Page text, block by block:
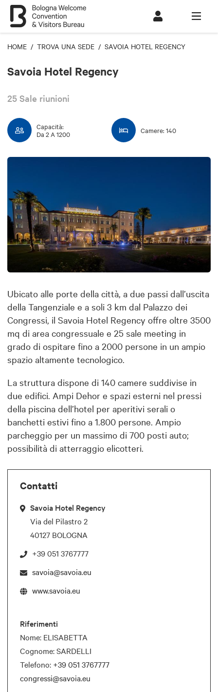
HOME / TROVA UNA SEDE / SAVOIA HOTEL REGENCY
Savoia Hotel Regency
25 Sale riunioni
Capacità:
Da 2 A 1200
Camere: 140
Ubicato alle porte della città, a due passi dall’uscita
della Tangenziale e a soli 3 km dal Palazzo dei
Congressi, il Savoia Hotel Regency offre oltre 3500
mq di area congressuale e 25 sale meeting in
grado di ospitare fino a 2000 persone in un ampio
spazio altamente tecnologico.
La struttura dispone di 140 camere suddivise in
due edifici. Ampi Dehor e spazi esterni nel pressi
della piscina dell’hotel per aperitivi serali o
banchetti estivi fino a 1.800 persone. Ampio
parcheggio per un massimo di 700 posti auto;
possibilità di atterraggio elicotteri.
Contatti
Savoia Hotel Regency
Via del Pilastro 2
40127 BOLOGNA
+39 051 3767777
savoia@savoia.eu
www.savoia.eu
Riferimenti
Nome: ELISABETTA
Cognome: SARDELLI
Telefono: +39 051 3767777
congressi@savoia.eu